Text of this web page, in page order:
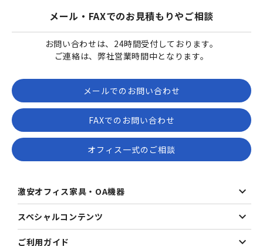
メール・FAXでのお見積もりやご相談
お問い合わせは、24時間受付しております。
ご連絡は、弊社営業時間中となります。
メールでのお問い合わせ
FAXでのお問い合わせ
オフィス一式のご相談
激安オフィス家具・OA機器
スペシャルコンテンツ
ご利用ガイド